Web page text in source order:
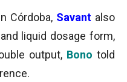
Córdoba, Savant also
liquid dosage form,
output, Bono told